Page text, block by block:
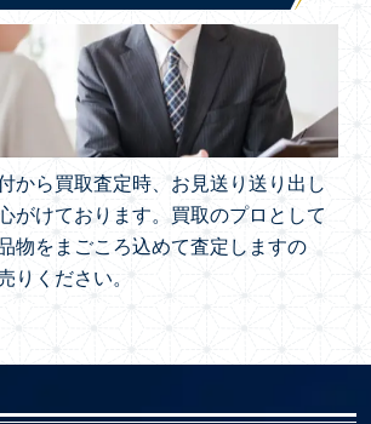
から買取査定時、お見送り送り出し
がけております。買取のプロとして
物をまごころ込めて査定しますの
りください。